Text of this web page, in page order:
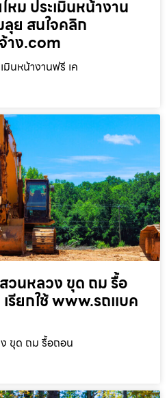
ม ประเมินหน้างาน
ย สนใจคลิก
าง.com
มินหน้างานฟรี เค
วนหลวง ขุด ถม รื้อ
รียกใช้ www.รถแบค
ขุด ถม รื้อถอน